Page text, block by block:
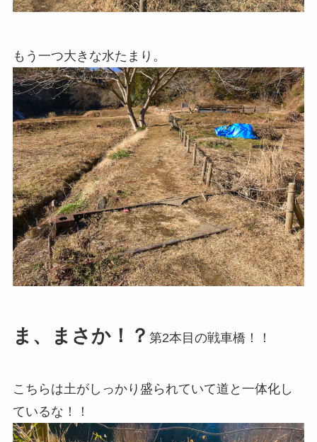
もう一つ大きな水たまり。
ま、まさか！？ 第2本目の戦車橋！！
こちらは土がしっかり盛られていて道と一体化し
ているな！！